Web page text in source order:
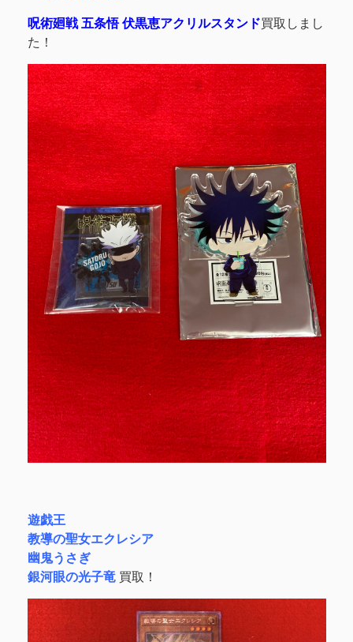
呪術廻戦 五条悟 伏黒恵アクリルスタンド買取しまし
た！
遊戯王
教導の聖女エクレシア
幽鬼うさぎ
銀河眼の光子竜買取！